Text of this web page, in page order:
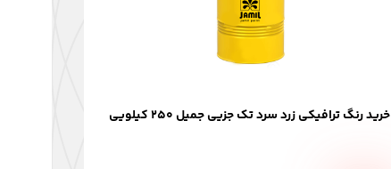
خرید رنگ ترافیکی زرد سرد تک جزیی جميل 250 كيلويي